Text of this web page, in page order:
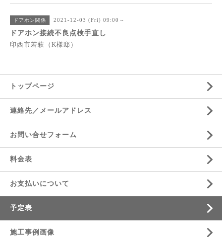
ドアホン関係 2021-12-03 (Fri) 09:00～
ドアホン接続不良点検手直し
印西市若萩（K様邸）
トップページ
連絡先／メールアドレス
お問い合せフォーム
料金表
お支払いについて
予定表
施工事例画像